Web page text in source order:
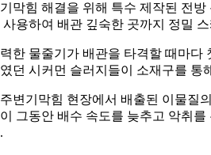
막힘 해결을 위해 특수 제작된 전
사용하여 배관 깊숙한 곳까지 정밀
한 물줄기가 배관을 타격할 때마다
던 시커먼 슬러지들이 소재구를 통
변기막힘 현장에서 배출된 이물질
그동안 배수 속도를 늦추고 악취를